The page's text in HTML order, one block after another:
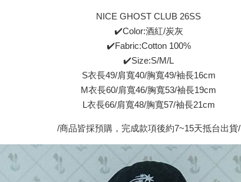
NICE GHOST CLUB 26SS
✔️Color:酒紅/炭灰
✔️Fabric:Cotton 100%
✔️Size:S/M/L
S衣長49/肩寬40/胸寬49/袖長16cm
M衣長60/肩寬46/胸寬53/袖長19cm
L衣長66/肩寬48/胸寬57/袖長21cm
/商品皆採預購，完成款項後約7~15天抵台出貨/